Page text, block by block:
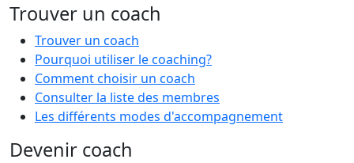
Trouver un coach
Trouver un coach
Pourquoi utiliser le coaching?
Comment choisir un coach
Consulter la liste des membres
Les différents modes d'accompagnement
Devenir coach